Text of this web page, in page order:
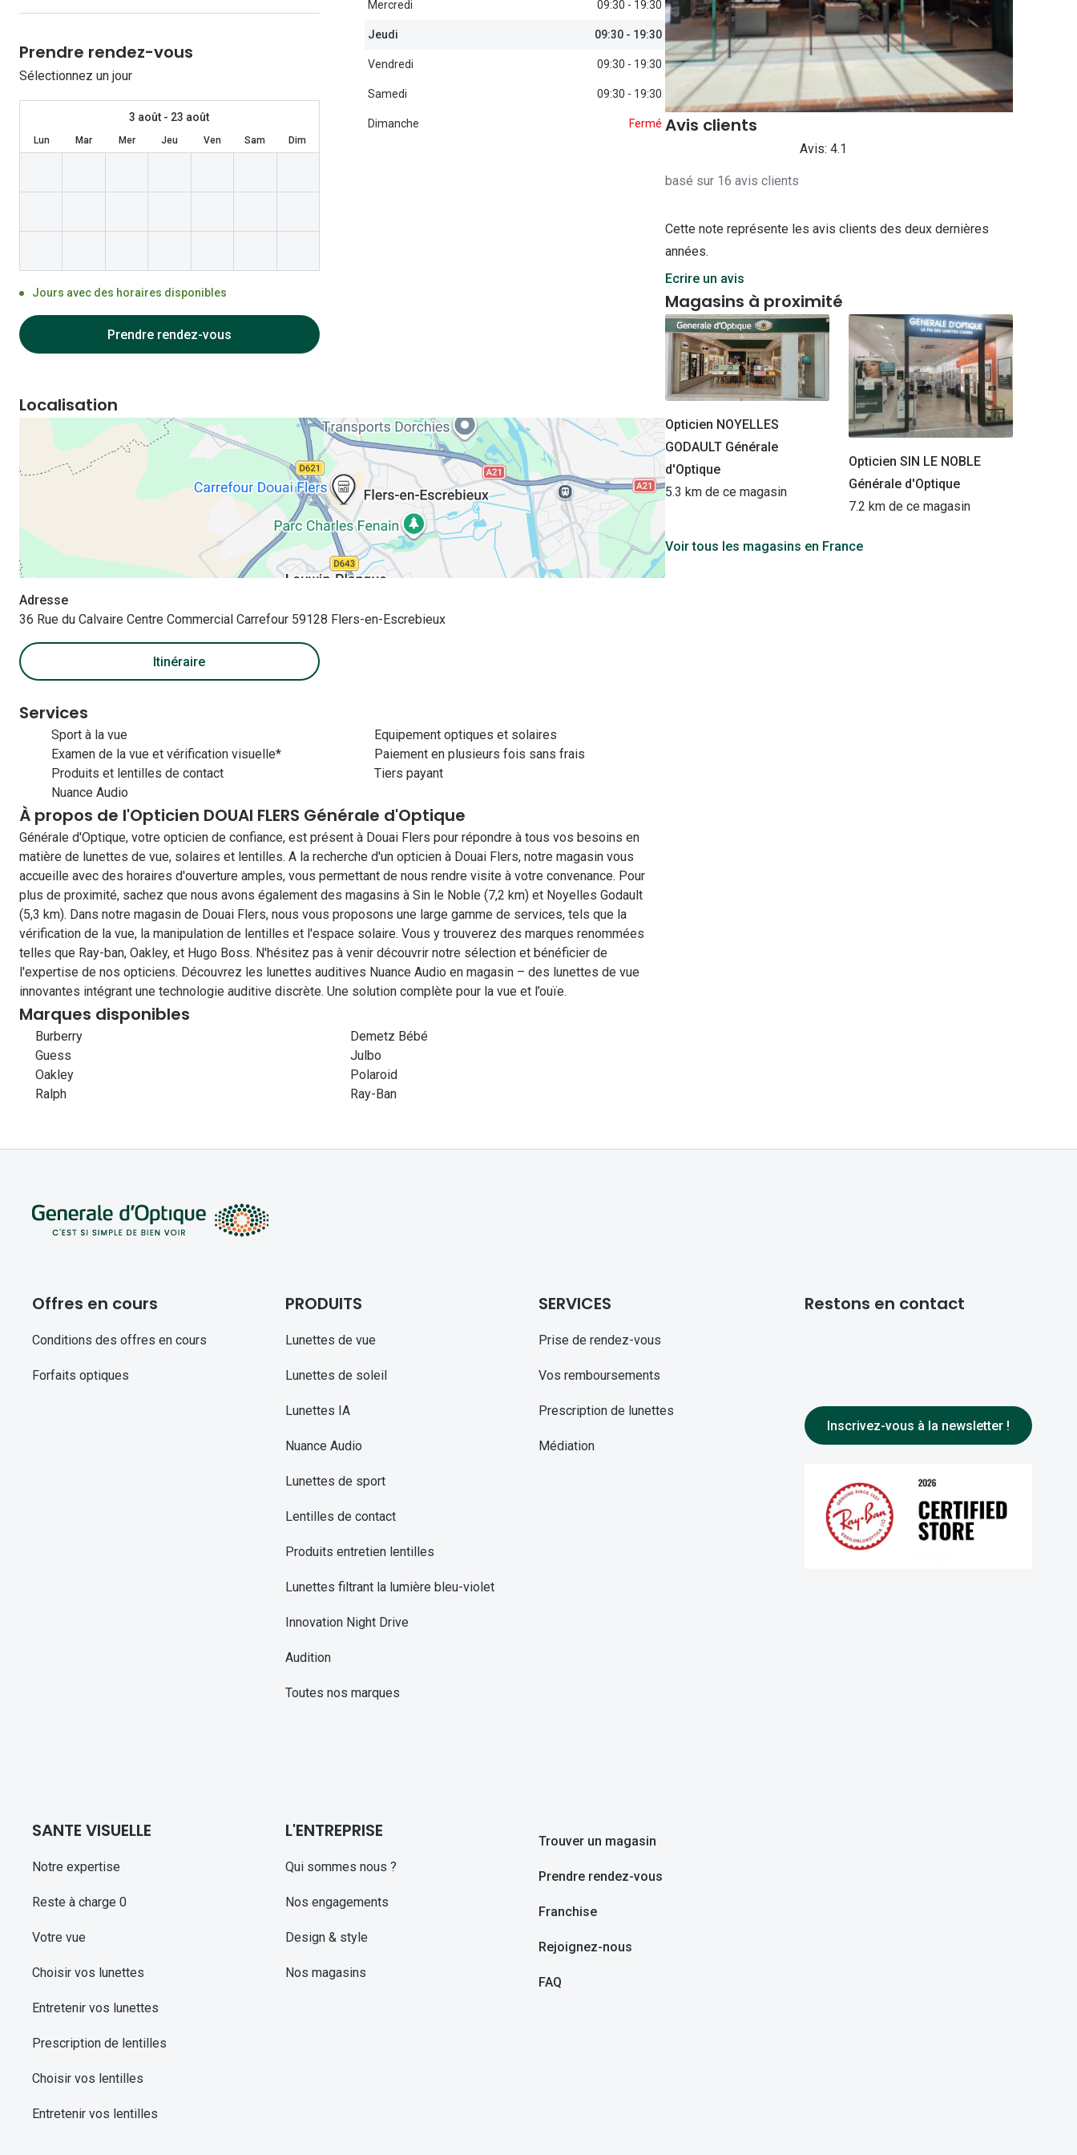
Lunettes de vue femme
Lunettes de vue panthos
Lunettes de vue pilotes
Accessoires audition
Tous nos accessoires
Lunettes de soleil femme
Entretenir mes lentilles
Découvrir tous nos conseils
Prendre rendez-vous
Sélectionnez un jour
3 août - 23 août
Lun Mar Mer Jeu Ven Sam Dim
Jours avec des horaires disponibles
Prendre rendez-vous
Mercredi 09:30 - 19:30
Jeudi 09:30 - 19:30
Vendredi 09:30 - 19:30
Samedi 09:30 - 19:30
Dimanche Fermé
Localisation
Adresse
36 Rue du Calvaire Centre Commercial Carrefour 59128 Flers-en-Escrebieux
Itinéraire
Services
Sport à la vue
Equipement optiques et solaires
Examen de la vue et vérification visuelle*
Paiement en plusieurs fois sans frais
Produits et lentilles de contact
Tiers payant
Nuance Audio
À propos de l'Opticien DOUAI FLERS Générale d'Optique
Générale d'Optique, votre opticien de confiance, est présent à Douai Flers pour répondre à tous vos besoins en
matière de lunettes de vue, solaires et lentilles. A la recherche d'un opticien à Douai Flers, notre magasin vous
accueille avec des horaires d'ouverture amples, vous permettant de nous rendre visite à votre convenance. Pour
plus de proximité, sachez que nous avons également des magasins à Sin le Noble (7,2 km) et Noyelles Godault
(5,3 km). Dans notre magasin de Douai Flers, nous vous proposons une large gamme de services, tels que la
vérification de la vue, la manipulation de lentilles et l'espace solaire. Vous y trouverez des marques renommées
telles que Ray-ban, Oakley, et Hugo Boss. N'hésitez pas à venir découvrir notre sélection et bénéficier de
l'expertise de nos opticiens. Découvrez les lunettes auditives Nuance Audio en magasin – des lunettes de vue
innovantes intégrant une technologie auditive discrète. Une solution complète pour la vue et l’ouïe.
Marques disponibles
Burberry
Demetz Bébé
Guess
Julbo
Oakley
Polaroid
Ralph
Ray-Ban
Avis clients
Avis: 4.1
basé sur 16 avis clients
Cette note représente les avis clients des deux dernières
années.
Ecrire un avis
Magasins à proximité
Opticien NOYELLES
GODAULT Générale
d'Optique
5.3 km de ce magasin
Opticien SIN LE NOBLE
Générale d'Optique
7.2 km de ce magasin
Voir tous les magasins en France
Offres en cours
Conditions des offres en cours
Forfaits optiques
PRODUITS
Lunettes de vue
Lunettes de soleil
Lunettes IA
Nuance Audio
Lunettes de sport
Lentilles de contact
Produits entretien lentilles
Lunettes filtrant la lumière bleu-violet
Innovation Night Drive
Audition
Toutes nos marques
SERVICES
Prise de rendez-vous
Vos remboursements
Prescription de lunettes
Médiation
SANTE VISUELLE
Notre expertise
Reste à charge 0
Votre vue
Choisir vos lunettes
Entretenir vos lunettes
Prescription de lentilles
Choisir vos lentilles
Entretenir vos lentilles
L'ENTREPRISE
Qui sommes nous ?
Nos engagements
Design & style
Nos magasins
Trouver un magasin
Prendre rendez-vous
Franchise
Rejoignez-nous
FAQ
Restons en contact
Inscrivez-vous à la newsletter !